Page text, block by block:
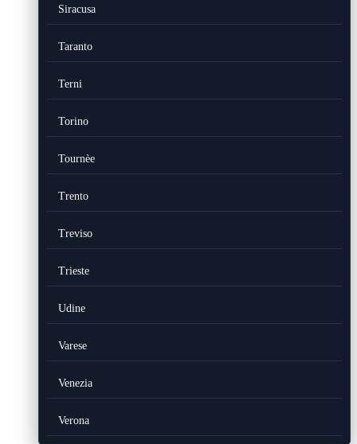
Siracusa
Taranto
Terni
Torino
Tournèe
Trento
Treviso
Trieste
Udine
Varese
Venezia
Verona